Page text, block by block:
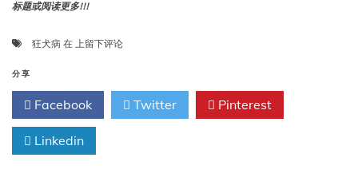
标题或阅读更多!!!
狂犬病 在 潜
犬
病
动
物
暴
上留下评论
分享
Facebook Twitter Pinterest
Linkedin